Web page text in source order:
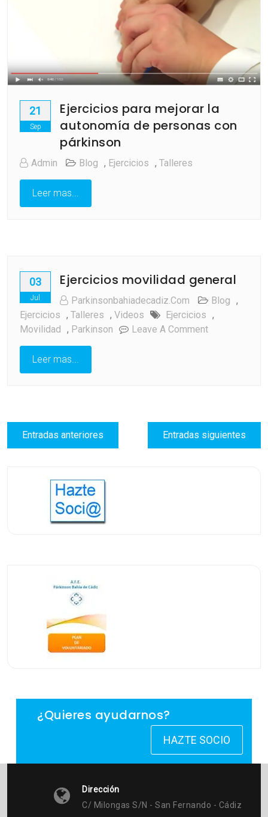
21
Sep
Ejercicios para mejorar la
autonomía de personas con
párkinson
Admin Blog , Ejercicios , Talleres
Leer mas...
03
Jul
Ejercicios movilidad general
Parkinsonbahiadecadiz.com Blog ,
Ejercicios , Talleres , Videos Ejercicios ,
Movilidad , Parkinson Leave A CommentOn
Leer mas...
Navegación
de
Entradas anteriores Entradas siguientes
¿Quieres ayudarnos?
HAZTE SOCIO
Dirección
C/ Milongas S/n - San Fernando - Cádiz